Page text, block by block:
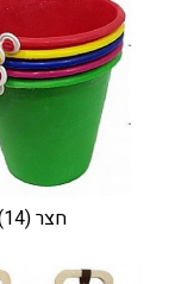
חצר(14)